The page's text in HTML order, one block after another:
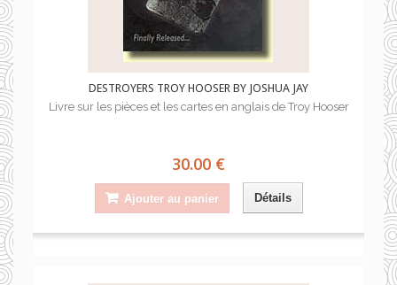
DESTROYERS TROY HOOSER BY JOSHUA JAY
Livre sur les pièces et les cartes en anglais de Troy Hooser
30.00 €
Ajouter au panier Détails